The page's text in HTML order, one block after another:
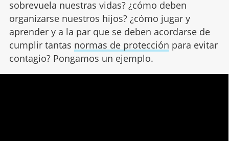
sobrevuela nuestras vidas? ¿cómo deben
organizarse nuestros hijos? ¿cómo jugar y
aprender y a la par que se deben acordarse de
cumplir tantas normas de protección para evitar
contagio? Pongamos un ejemplo.